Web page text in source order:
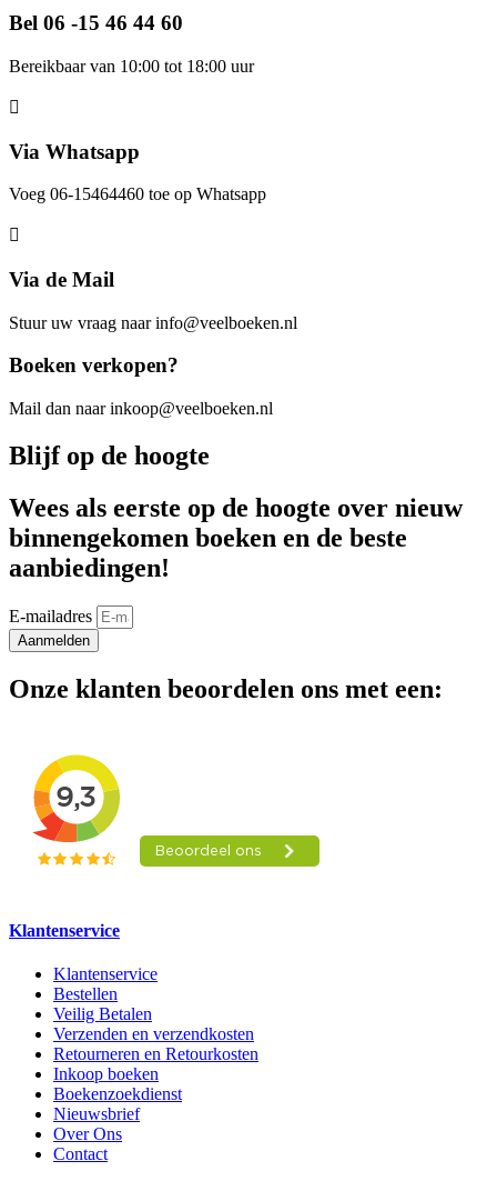
Bel 06 -15 46 44 60
Bereikbaar van 10:00 tot 18:00 uur
Via Whatsapp
Voeg 06-15464460 toe op Whatsapp
Via de Mail
Stuur uw vraag naar info@veelboeken.nl
Boeken verkopen?
Mail dan naar inkoop@veelboeken.nl
Blijf op de hoogte
Wees als eerste op de hoogte over nieuw
binnengekomen boeken en de beste
aanbiedingen!
E-mailadres
Aanmelden
Onze klanten beoordelen ons met een:
Klantenservice
Klantenservice
Bestellen
Veilig Betalen
Verzenden en verzendkosten
Retourneren en Retourkosten
Inkoop boeken
Boekenzoekdienst
Nieuwsbrief
Over Ons
Contact